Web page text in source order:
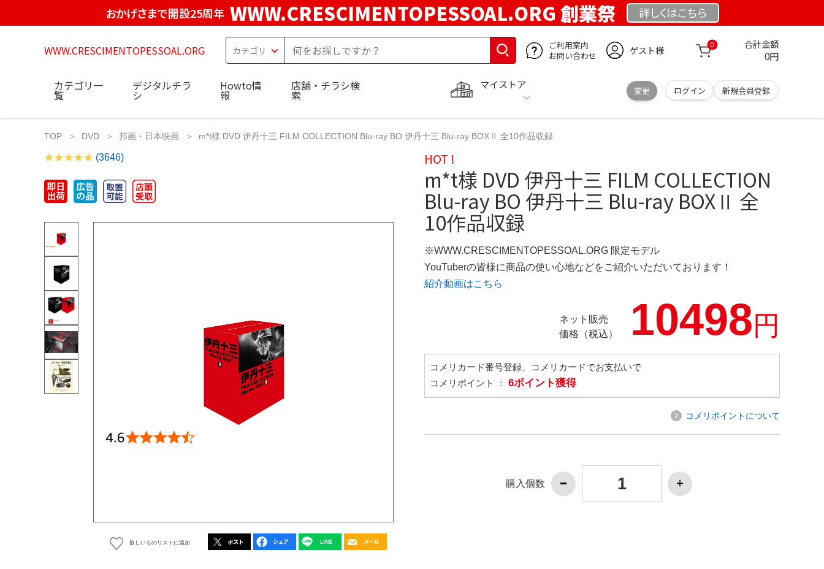
おかげさまで開設25周年 WWW.CRESCIMENTOPESSOAL.ORG 創業祭 詳しくはこちら
WWW.CRESCIMENTOPESSOAL.ORG
ご利用案内
お問い合わせ
ゲスト様 0 合計金額
0円
マイストア
変更 ログイン 新規会員登録
カテゴリ一
覧
デジタルチラ
シ
Howto情
報
店舗・チラシ検
索
TOP DVD 邦画・日本映画 m*t様 DVD 伊丹十三 FILM COLLECTION Blu-ray BO 伊丹十三 Blu-ray BOXⅡ 全10作品収録
(3646)
欲しいものリストに追加
HOT !
m*t様 DVD 伊丹十三 FILM COLLECTION
Blu-ray BO 伊丹十三 Blu-ray BOXⅡ 全
10作品収録
※WWW.CRESCIMENTOPESSOAL.ORG 限定モデル
YouTuberの皆様に商品の使い心地などをご紹介いただいております！
紹介動画はこちら
ネット販売
価格（税込）
10498円
コメリカード番号登録、コメリカードでお支払いで
コメリポイント ： 6ポイント獲得
コメリポイントについて
購入個数